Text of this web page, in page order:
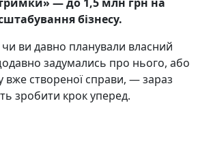
бізнесу.
ви давно планували власний
задумались про нього, або
вже створеної справи, — зараз
зробити крок уперед.